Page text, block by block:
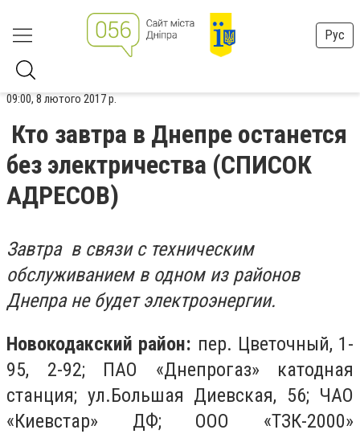
Рус
09:00, 8 лютого 2017 р.
Кто завтра в Днепре останется
без электричества (СПИСОК
АДРЕСОВ)
Завтра в связи с техническим
обслуживанием в одном из районов
Днепра не будет электроэнергии.
Новокодакский район: пер. Цветочный, 1-
95, 2-92; ПАО «Днепрогаз» катодная
станция; ул.Большая Диевская, 56; ЧАО
«Киевстар» ДФ; ООО «ТЗК-2000»